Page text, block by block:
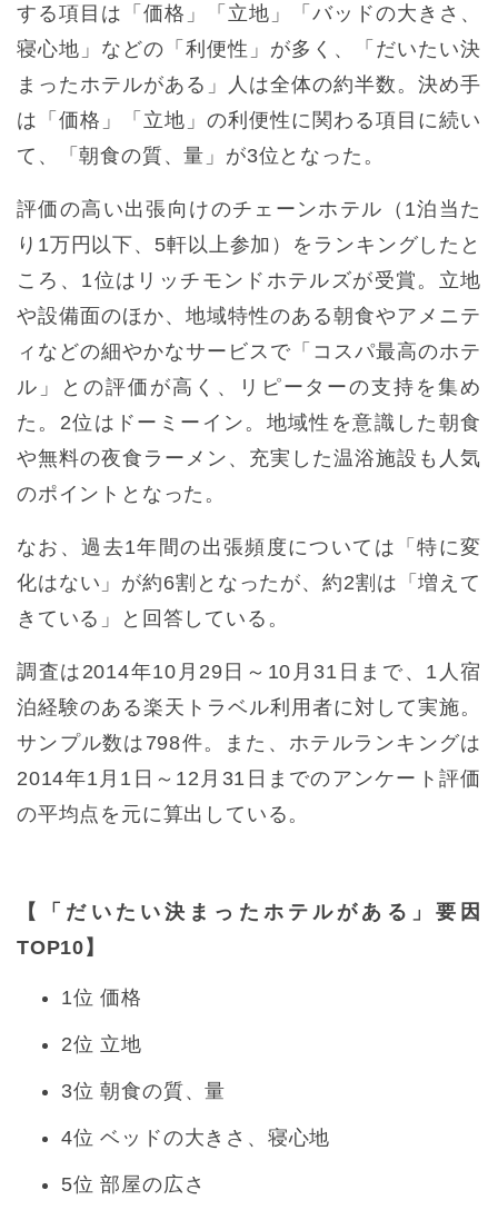
する項目は「価格」「立地」「バッドの大きさ、
寝心地」などの「利便性」が多く、「だいたい決
まったホテルがある」人は全体の約半数。決め手
は「価格」「立地」の利便性に関わる項目に続い
て、「朝食の質、量」が3位となった。
評価の高い出張向けのチェーンホテル（1泊当た
り1万円以下、5軒以上参加）をランキングしたと
ころ、1位はリッチモンドホテルズが受賞。立地
や設備面のほか、地域特性のある朝食やアメニテ
ィなどの細やかなサービスで「コスパ最高のホテ
ル」との評価が高く、リピーターの支持を集め
た。2位はドーミーイン。地域性を意識した朝食
や無料の夜食ラーメン、充実した温浴施設も人気
のポイントとなった。
なお、過去1年間の出張頻度については「特に変
化はない」が約6割となったが、約2割は「増えて
きている」と回答している。
調査は2014年10月29日～10月31日まで、1人宿
泊経験のある楽天トラベル利用者に対して実施。
サンプル数は798件。また、ホテルランキングは
2014年1月1日～12月31日までのアンケート評価
の平均点を元に算出している。
【「だいたい決まったホテルがある」要因
TOP10】
1位 価格
2位 立地
3位 朝食の質、量
4位 ベッドの大きさ、寝心地
5位 部屋の広さ